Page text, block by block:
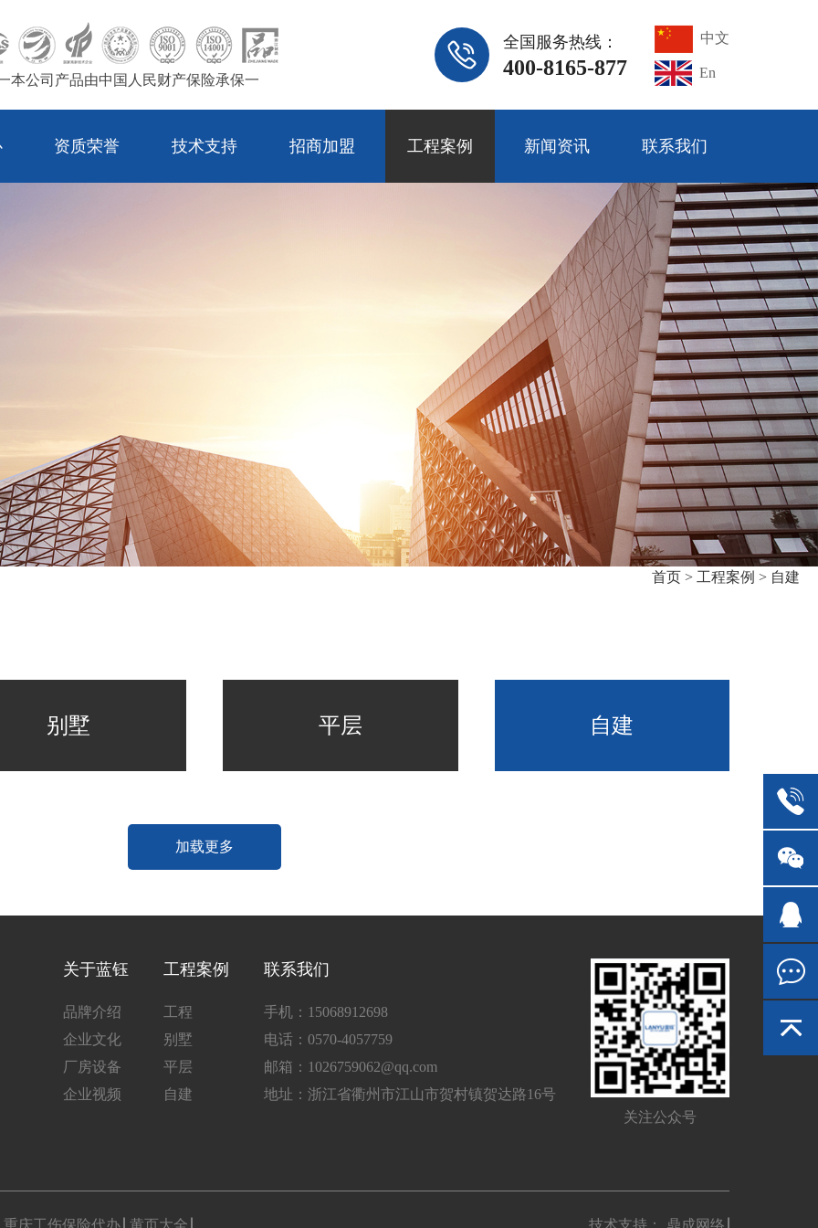
本公司产品由中国人民财产保险承保一
全国服务热线：
400-8165-877
中文
En
资质荣誉 技术支持 招商加盟 工程案例 新闻资讯 联系我们
首页 > 工程案例 > 自建
别墅 平层 自建
加载更多
关于蓝钰
品牌介绍
企业文化
厂房设备
企业视频
工程案例
工程
别墅
平层
自建
联系我们
手机：15068912698
电话：0570-4057759
邮箱：1026759062@qq.com
地址：浙江省衢州市江山市贺村镇贺达路16号
关注公众号
重庆工伤保险代办 黄页大全 技术支持： 鼎成网络